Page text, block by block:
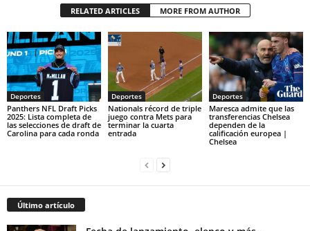
RELATED ARTICLES MORE FROM AUTHOR
Deportes
Panthers NFL Draft Picks
2025: Lista completa de
las selecciones de draft de
Carolina para cada ronda
Deportes
Nationals récord de triple
juego contra Mets para
terminar la cuarta
entrada
Deportes
Maresca admite que las
transferencias Chelsea
dependen de la
calificación europea |
Chelsea
Último artículo